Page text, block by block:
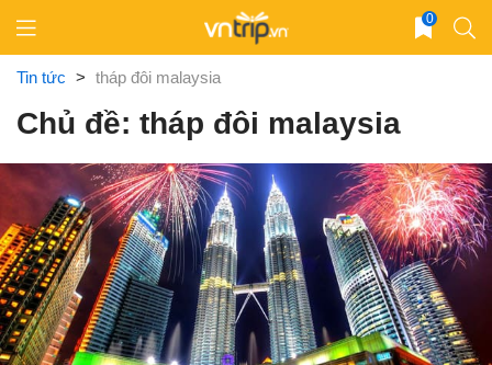
content
0
Tin tức > tháp đôi malaysia
Chủ đề: tháp đôi malaysia